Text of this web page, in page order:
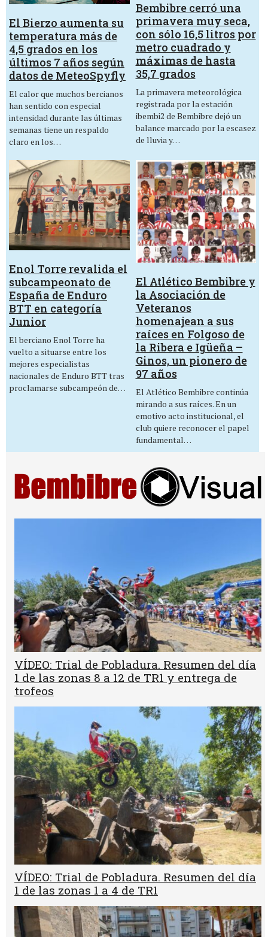
El Bierzo aumenta su
temperatura más de
4,5 grados en los
últimos 7 años según
datos de MeteoSpyfly
El calor que muchos bercianos
han sentido con especial
intensidad durante las últimas
semanas tiene un respaldo
claro en los…
Bembibre cerró una
primavera muy seca,
con sólo 16,5 litros por
metro cuadrado y
máximas de hasta
35,7 grados
La primavera meteorológica
registrada por la estación
ibembi2 de Bembibre dejó un
balance marcado por la escasez
de lluvia y…
Enol Torre revalida el
subcampeonato de
España de Enduro
BTT en categoría
Junior
El berciano Enol Torre ha
vuelto a situarse entre los
mejores especialistas
nacionales de Enduro BTT tras
proclamarse subcampeón de…
El Atlético Bembibre y
la Asociación de
Veteranos
homenajean a sus
raíces en Folgoso de
la Ribera e Igüeña –
Ginos, un pionero de
97 años
El Atlético Bembibre continúa
mirando a sus raíces. En un
emotivo acto institucional, el
club quiere reconocer el papel
fundamental…
VÍDEO: Trial de Pobladura. Resumen del día
1 de las zonas 8 a 12 de TR1 y entrega de
trofeos
VÍDEO: Trial de Pobladura. Resumen del día
1 de las zonas 1 a 4 de TR1